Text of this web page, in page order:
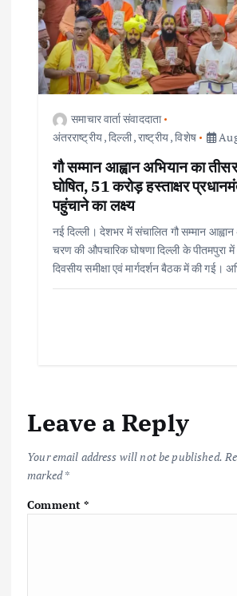
समाचार वार्ता संवाददाता
अंतरराष्ट्रीय,दिल्ली,राष्ट्रीय,विशेष
गौ सम्मान आह्वान अभियान का
घोषित, 51 करोड़ हस्ताक्षर
पहुंचाने का लक्ष्य
नई दिल्ली। देशभर में संचालित गौ सम्मान
चरण की औपचारिक घोषणा दिल्ली के पीतमपुरा
दिवसीय समीक्षा एवं मार्गदर्शन बैठक में की गई।
Leave a Reply
Your email address will not be published.
marked*
Comment*